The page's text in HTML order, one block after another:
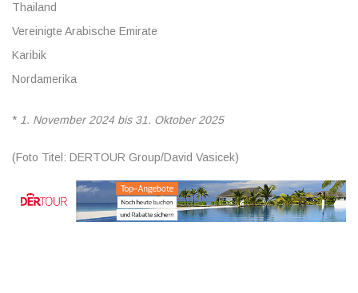
Thailand
Vereinigte Arabische Emirate
Karibik
Nordamerika
* 1. November 2024 bis 31. Oktober 2025
(Foto Titel: DERTOUR Group/David Vasicek)